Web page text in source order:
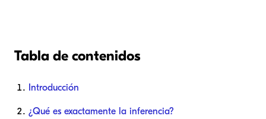
Tabla de contenidos
Introducción
¿Qué es exactamente la inferencia?